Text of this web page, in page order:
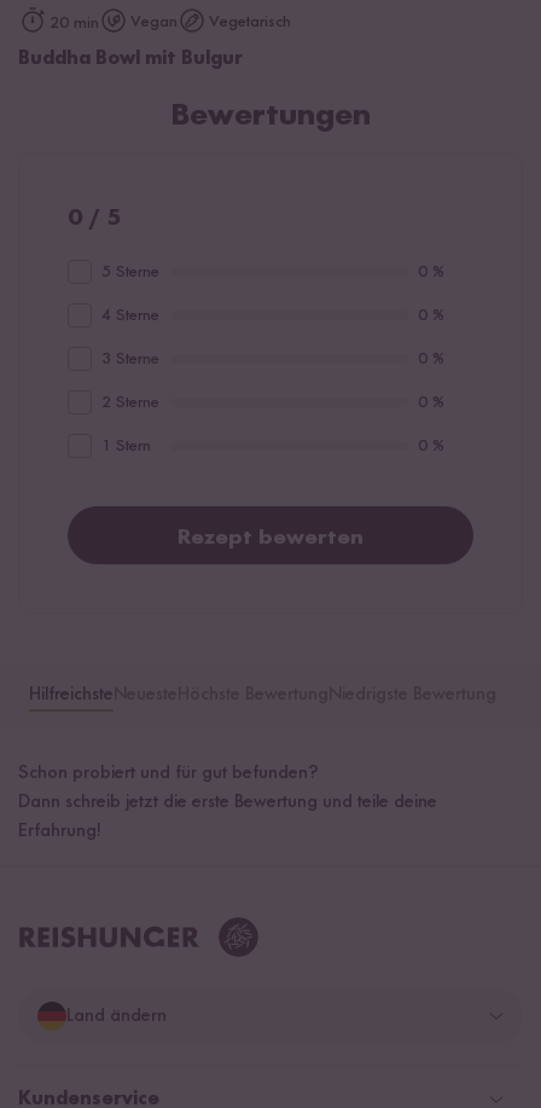
20 min Vegan Vegetarisch
Buddha Bowl mit Bulgur
Bewertungen
0 / 5
5 Sterne 0 %
4 Sterne 0 %
3 Sterne 0 %
2 Sterne 0 %
1 Stern 0 %
Rezept bewerten
Hilfreichste
Schon probiert und für gut befunden?
Dann schreib jetzt die erste Bewertung und teile deine
Erfahrung!
Land ändern
Deutschland
Kundenservice